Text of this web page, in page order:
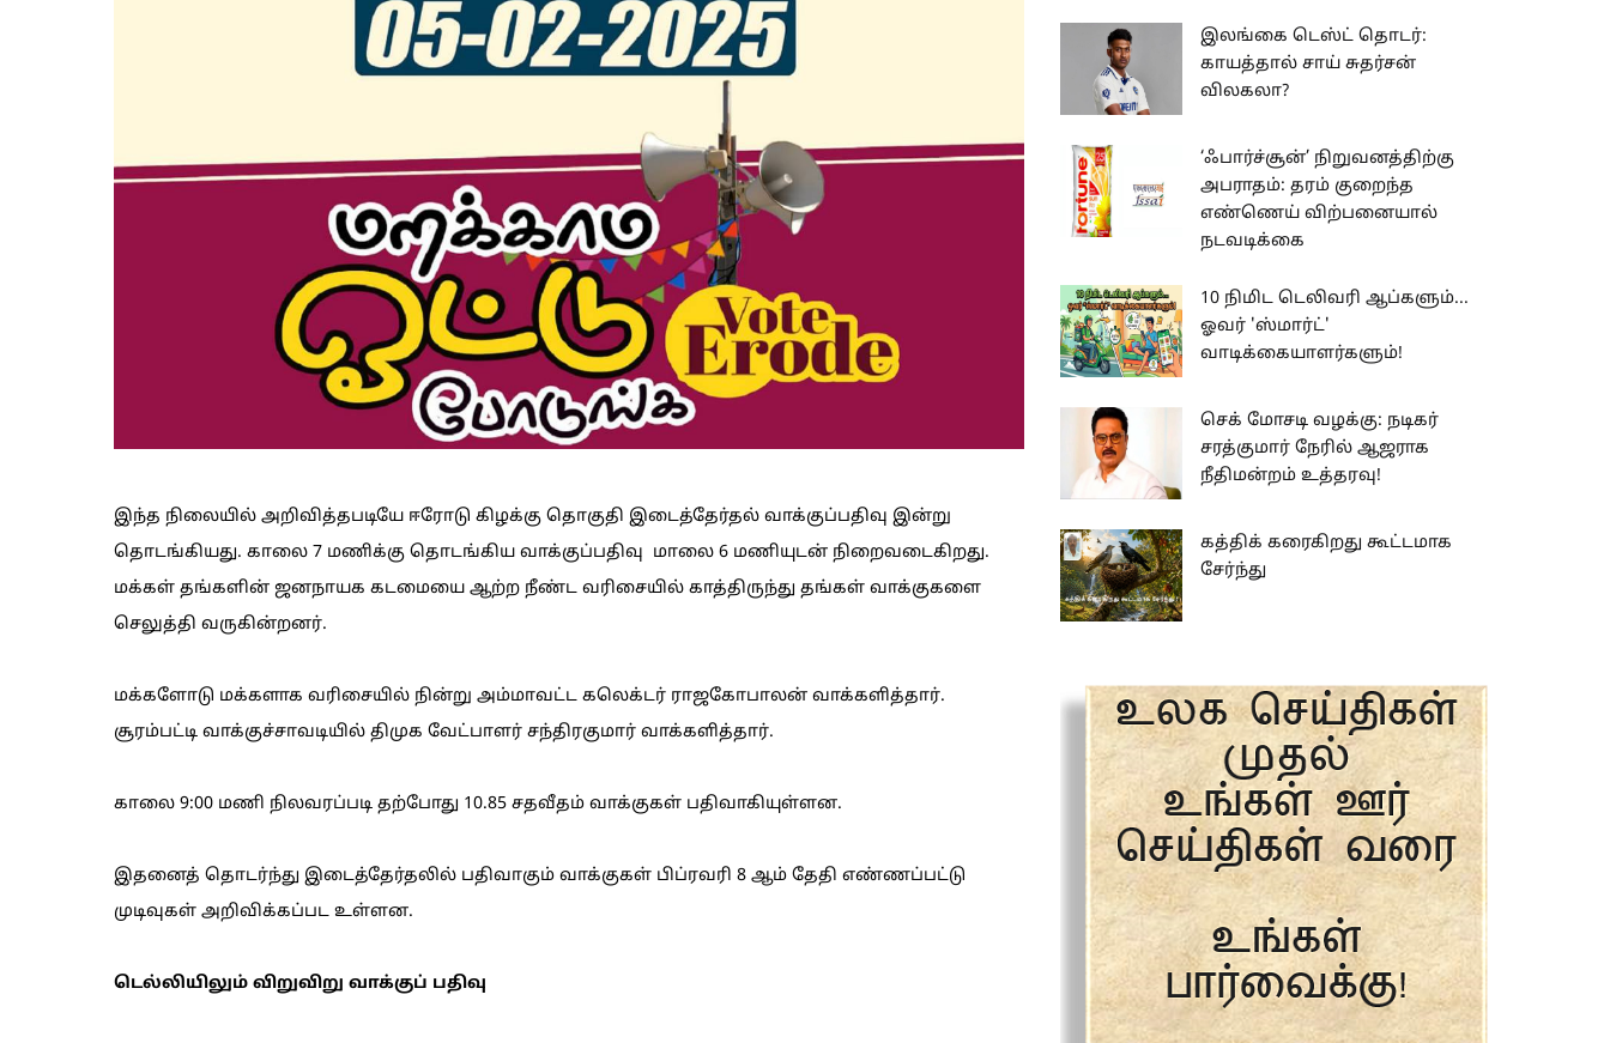
இந்த நிலையில் அறிவித்தபடியே ஈரோடு கிழக்கு தொகுதி இடைத்தேர்தல் வாக்குப்பதிவு இன்று
தொடங்கியது. காலை 7 மணிக்கு தொடங்கிய வாக்குப்பதிவு மாலை 6 மணியுடன் நிறைவடைகிறது.
மக்கள் தங்களின் ஜனநாயக கடமையை ஆற்ற நீண்ட வரிசையில் காத்திருந்து தங்கள் வாக்குகளை
செலுத்தி வருகின்றனர்.
மக்களோடு மக்களாக வரிசையில் நின்று அம்மாவட்ட கலெக்டர் ராஜகோபாலன் வாக்களித்தார்.
சூரம்பட்டி வாக்குச்சாவடியில் திமுக வேட்பாளர் சந்திரகுமார் வாக்களித்தார்.
காலை 9:00 மணி நிலவரப்படி தற்போது 10.85 சதவீதம் வாக்குகள் பதிவாகியுள்ளன.
இதனைத் தொடர்ந்து இடைத்தேர்தலில் பதிவாகும் வாக்குகள் பிப்ரவரி 8 ஆம் தேதி எண்ணப்பட்டு
முடிவுகள் அறிவிக்கப்பட உள்ளன.
டெல்லியிலும் விறுவிறு வாக்குப் பதிவு
இலங்கை டெஸ்ட் தொடர்:
காயத்தால் சாய் சுதர்சன்
விலகலா?
‘ஃபார்ச்சூன்’ நிறுவனத்திற்கு
அபராதம்: தரம் குறைந்த
எண்ணெய் விற்பனையால்
நடவடிக்கை
10 நிமிட டெலிவரி ஆப்களும்...
ஓவர் 'ஸ்மார்ட்'
வாடிக்கையாளர்களும்!
செக் மோசடி வழக்கு: நடிகர்
சரத்குமார் நேரில் ஆஜராக
நீதிமன்றம் உத்தரவு!
கத்திக் கரைகிறது கூட்டமாக
சேர்ந்து